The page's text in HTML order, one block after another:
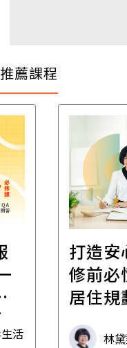
推薦課程
活
打造安
修前必
居住規
林